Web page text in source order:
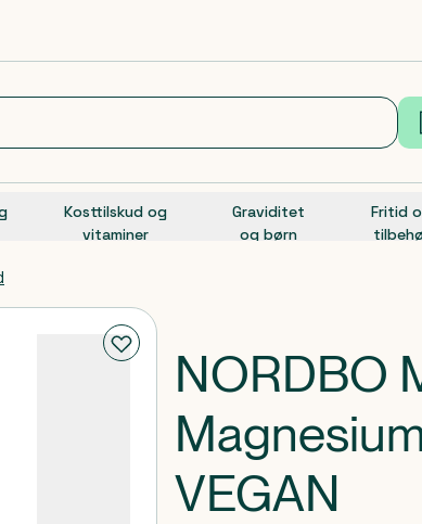
Kosttilskud og
vitaminer
Graviditet
og børn
Fritid
NORDBO
VEGAN